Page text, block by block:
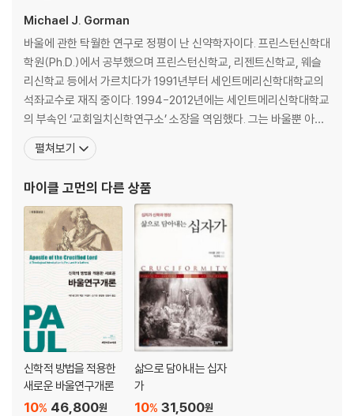
결론 | 십자가 형태 하나님 안에 사는 것
바울의 내러티브 구원론으로서 테오시스
참고 문헌
인명 찾아보기
성경 찾아보기
Michael J. Gorman
바울에 관한 탁월한 연구로 정평이 난 신약학자이다. 프린스턴신학대
학원(Ph.D.)에서 공부했으며 프린스턴신학교, 리젠트신학교, 웨슬
리신학교 등에서 가르치다가 1991년부터 세인트메리신학대학교의
석좌교수로 재직 중이다. 1994-2012년에는 세인트메리신학대학교
의 부속인 ‘교회일치신학연구소’ 소장을 역임했다. 그는 바울뿐 아니
라 요한복음과 요한계시록, 신학적?선교적 성서해석, 초기 그리스도
인들의 윤리관에 대해 괄목할 만한 연구 성과를 내놓았고 교회와 문
다. 또한 그리스와 터키, 이탈리아에 있는 신약시대 도시들을 방문하
펼쳐보기
마이클 고먼의 다른 상품
신학적 방법을 적용한
새로운 바울연구개론
46,800원
10%
삶으로 담아내는 십자
가
31,500원
10%